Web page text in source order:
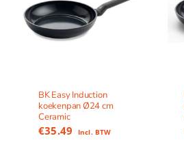
BK Easy Induction
koekenpan Ø24 cm
Ceramic
€35.49 Incl. BTW